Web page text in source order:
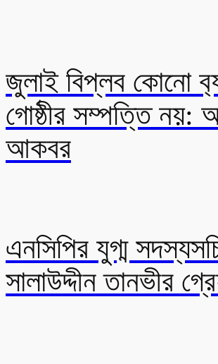
জুলাই বিপ্লব কোনো
গোষ্ঠীর সম্পত্তি নয়:
আকবর
এনসিপির যুগ্ম
সালাউদ্দীন তানভীর